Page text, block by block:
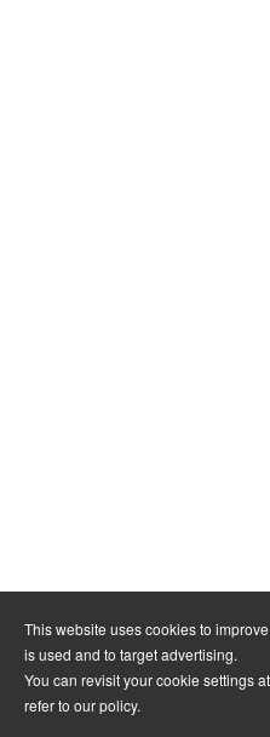
This website uses cookies to
is used and to target advertising.
You can revisit your cookie settings
refer to our policy.